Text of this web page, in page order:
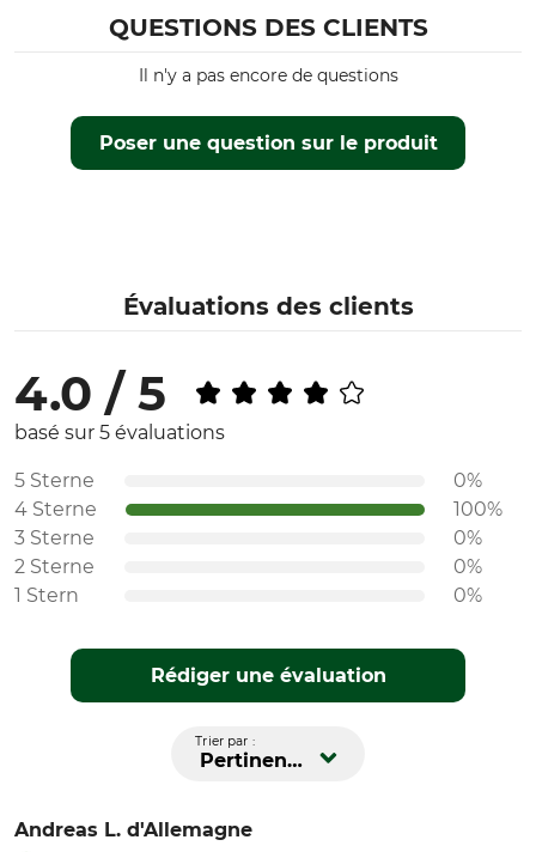
QUESTIONS DES CLIENTS
Poser une question sur le produit
Il n'y a pas encore de questions
Évaluations des clients
4.0 / 5
basé sur 5 évaluations
5 Sterne
0%
4 Sterne
100%
3 Sterne
0%
2 Sterne
0%
1 Stern
0%
Rédiger une évaluation
Trier par :
Pertinence
Andreas L. d'Allemagne